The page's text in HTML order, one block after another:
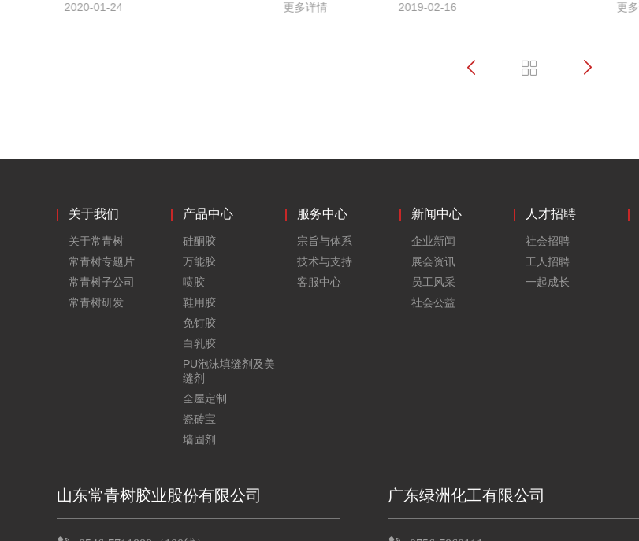
更多详情 更多详情
关于我们
关于常青树
常青树专题片
常青树子公司
常青树研发
产品中心
硅酮胶
万能胶
喷胶
鞋用胶
免钉胶
白乳胶
PU泡沫填缝剂及美
缝剂
全屋定制
瓷砖宝
墙固剂
服务中心
宗旨与体系
技术与支持
客服中心
新闻中心
企业新闻
展会资讯
员工风采
社会公益
人才招聘
社会招聘
工人招聘
一起成长
山东常青树胶业股份有限公司 广东绿洲化工有限公司